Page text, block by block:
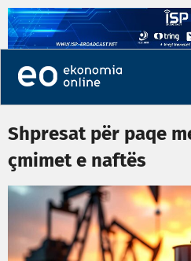
Shpresat për paqe
çmimet e naftës